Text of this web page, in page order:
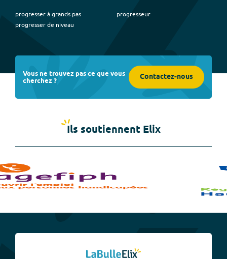
progresser à grands pas
progresser de niveau
progresseur
Vous ne trouvez pas ce que vous
cherchez ? Contactez-nous
Ils soutiennent Elix